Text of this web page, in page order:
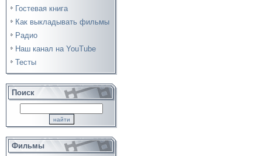
Гостевая книга
Как выкладывать фильмы
Радио
Наш канал на YouTube
Тесты
Поиск
Фильмы